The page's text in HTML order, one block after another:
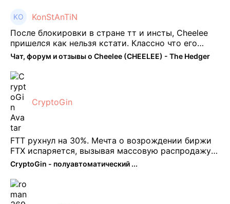
KonStAnTiN
После блокировки в стране тт и инсты, Cheelee
пришелся как нельзя кстати. Классно что его
можно юзать без так уже всем надоевшего vpn.
Сейчас просто чилю и наслаждаюсь др ...
Чат, форум и отзывы о Cheelee (CHEELEE) - The Hedger
CryptoGin
FTT рухнул на 30%. Мечта о возрождении биржи
FTX испаряется, вызывая массовую распродажу
ее собственного токена FTT. По словам Кайко , 5
февраля FTT, ныне бесполезная ...
CryptoGin - полуавтоматический ...